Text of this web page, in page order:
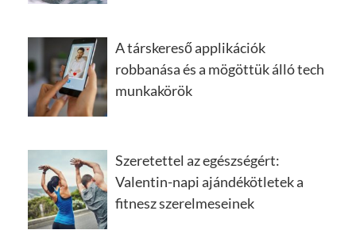
A társkereső applikációk
robbanása és a mögöttük álló tech
munkakörök
Szeretettel az egészségért:
Valentin-napi ajándékötletek a
fitnesz szerelmeseinek